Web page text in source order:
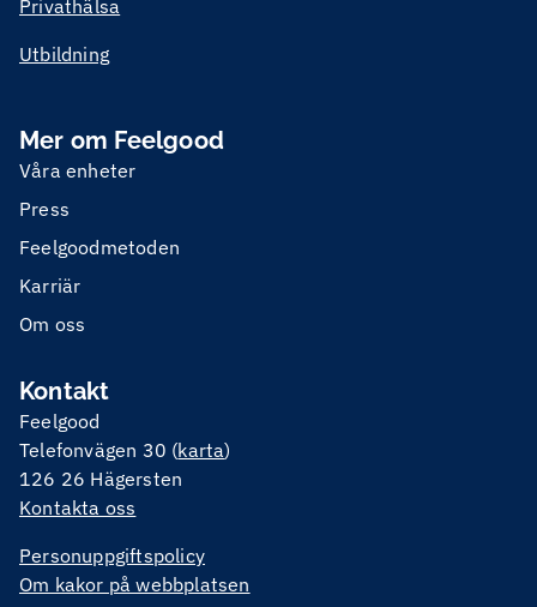
Privathälsa
Utbildning
Mer om Feelgood
Våra enheter
Press
Feelgoodmetoden
Karriär
Om oss
Kontakt
Feelgood
Telefonvägen 30 (karta)
126 26 Hägersten
Kontakta oss
Personuppgiftspolicy
Om kakor på webbplatsen